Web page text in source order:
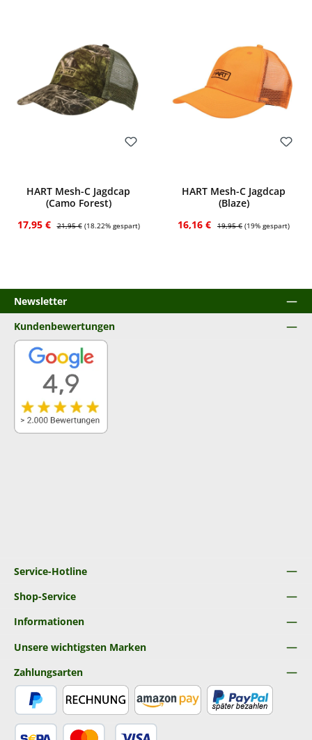
HART Mesh-C Jagdcap
(Camo Forest)
Verkaufspreis:
17,95 € Regulärer Preis:
21,95 € (18.22% gespart)
HART Mesh-C Jagdcap
(Blaze)
Verkaufspreis:
16,16 € Regulärer Preis:
19,95 € (19% gespart)
Newsletter
Service-Hotline
Shop-Service
Informationen
Unsere wichtigsten Marken
Kundenbewertungen
Zahlungsarten